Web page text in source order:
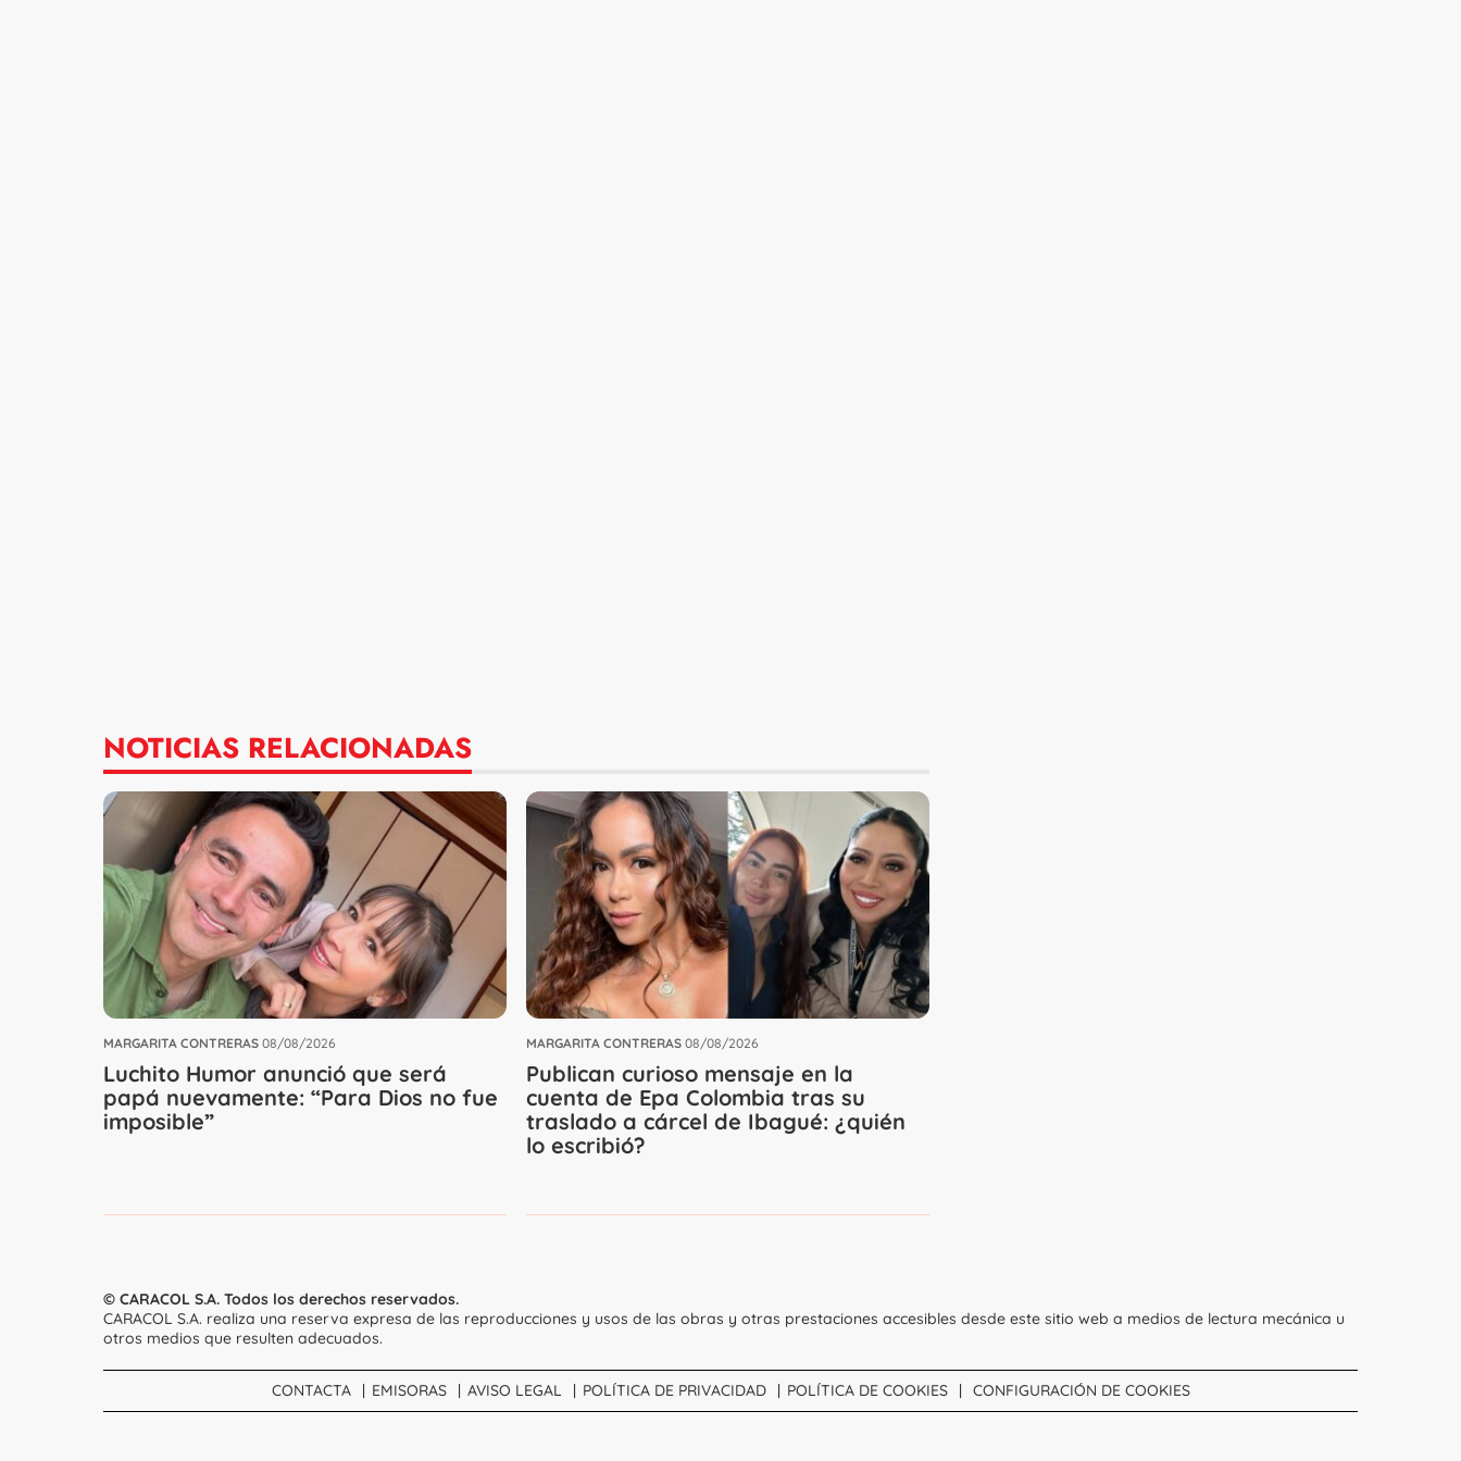
NOTICIAS RELACIONADAS
MARGARITA CONTRERAS 08/08/2026
Luchito Humor anunció que será
papá nuevamente: “Para Dios no fue
imposible”
MARGARITA CONTRERAS 08/08/2026
Publican curioso mensaje en la
cuenta de Epa Colombia tras su
traslado a cárcel de Ibagué: ¿quién
lo escribió?
© CARACOL S.A. Todos los derechos reservados.
CARACOL S.A. realiza una reserva expresa de las reproducciones y usos de las obras y otras prestaciones accesibles desde este sitio web a medios de lectura mecánica u
otros medios que resulten adecuados.
CONTACTA EMISORAS AVISO LEGAL POLÍTICA DE PRIVACIDAD POLÍTICA DE COOKIES CONFIGURACIÓN DE COOKIES